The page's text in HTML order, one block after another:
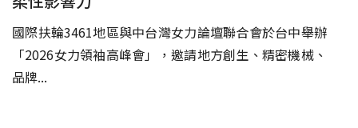
國際扶輪3461地區與中台灣女力論壇聯合會於台中舉辦
「2026女力領袖高峰會」，邀請地方創生、精密機械、
品牌...